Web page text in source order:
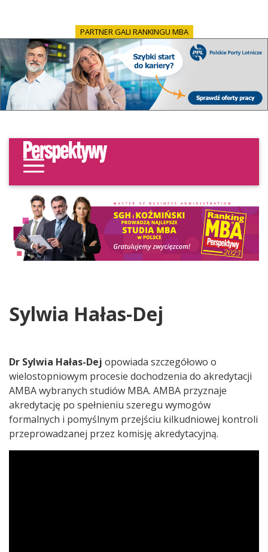
PARTNER GALI RANKINGU MBA
Sylwia Hałas-Dej
Dr Sylwia Hałas-Dej opowiada szczegółowo o
wielostopniowym procesie dochodzenia do akredytacji
AMBA wybranych studiów MBA. AMBA przyznaje
akredytację po spełnieniu szeregu wymogów
formalnych i pomyślnym przejściu kilkudniowej kontroli
przeprowadzanej przez komisję akredytacyjną.